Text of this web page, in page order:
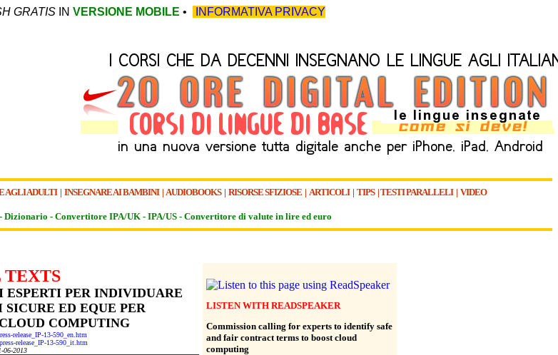
GRATIS IN VERSIONE MOBILE • INFORMATIVA PRIVACY
AGLI ADULTI | INSEGNARE AI BAMBINI| AUDIOBOOKS| RISORSE SFIZIOSE | ARTICOLI| TIPS|TESTI PARALLELI| VIDEO
Dizionario - Convertitore IPA/UK - IPA/US - Convertitore di valute in lire ed euro
PER INDIVIDUARE
ED EQUE PER
COMPUTING
release_IP-13-590_en.htm
release_IP-13-590_it.htm
06-2013
LISTEN WITH READSPEAKER
Commission calling for experts to identify safe
and fair contract terms to boost cloud
computing